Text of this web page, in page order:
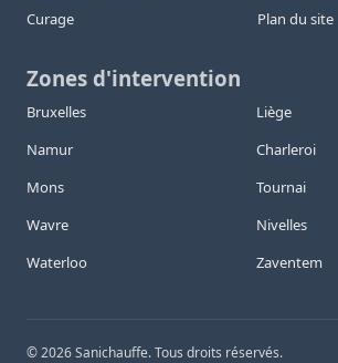
Curage
Plan du site
Zones d'intervention
Bruxelles
Liège
Namur
Charleroi
Mons
Tournai
Wavre
Nivelles
Waterloo
Zaventem
©2026Sanichauffe. Tous droits réservés.